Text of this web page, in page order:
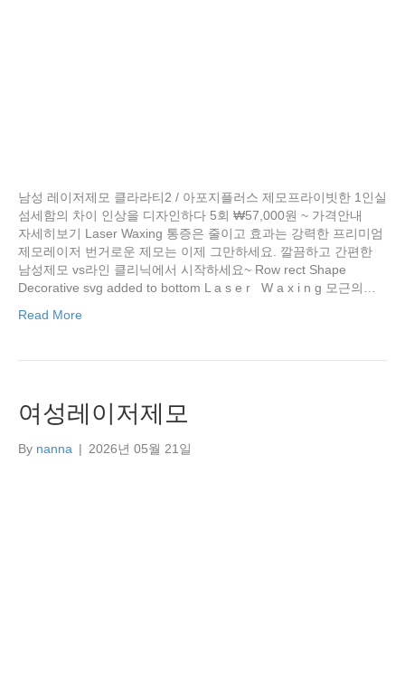
남성 레이저제모 클라라티2 / 아포지플러스 제모프라이빗한 1인실
섬세함의 차이 인상을 디자인하다 5회 ₩57,000원 ~ 가격안내
자세히보기 Laser Waxing 통증은 줄이고 효과는 강력한 프리미엄
제모레이저 번거로운 제모는 이제 그만하세요. 깔끔하고 간편한
남성제모 vs라인 클리닉에서 시작하세요~ Row rect Shape
Decorative svg added to bottom L a s e r W a x i n g 모근의…
Read More
여성레이저제모
By nanna | 2026년 05월 21일